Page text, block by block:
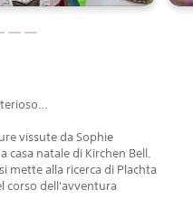
vissute da Sophie
casa natale di Kirchen Bell.
mette alla ricerca di Plachta
corso dell'avventura